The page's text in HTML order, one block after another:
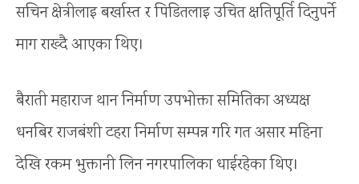
सचिन क्षेत्रीलाइ बर्खास्त र पिडितलाइ उचित क्षतिपूर्ति दिनुपर्ने
माग राख्दै आएका थिए।
बैराती महाराज थान निर्माण उपभोक्ता समितिका अध्यक्ष
धनबिर राजबंशी टहरा निर्माण सम्पन्न गरि गत असार महिना
देखि रकम भुक्तानी लिन नगरपालिका धाईरहेका थिए।